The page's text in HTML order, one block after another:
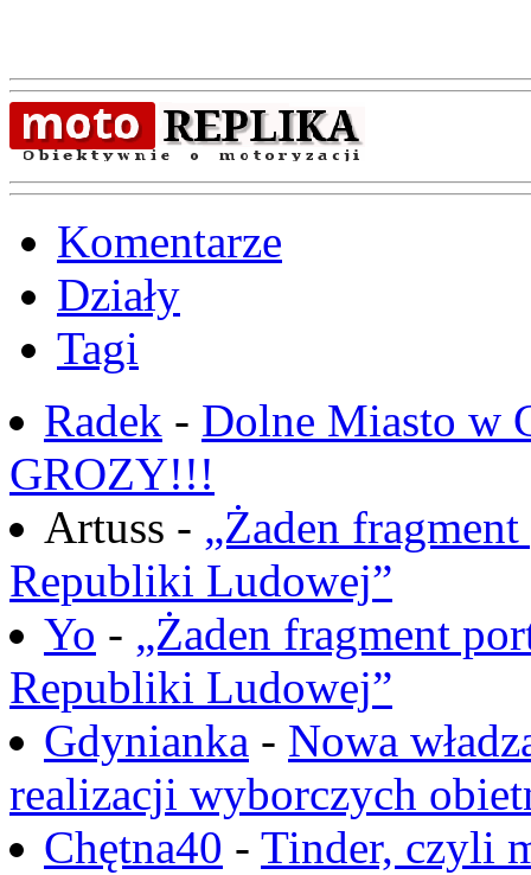
Komentarze
Działy
Tagi
Radek - Dolne Miasto w
GROZY!!!
Artuss - „Żaden
Republiki Ludowej”
Yo - „Żaden fragment
Republiki Ludowej”
Gdynianka - Nowa
realizacji wyborczych
Chętna40 - Tinder, czyli